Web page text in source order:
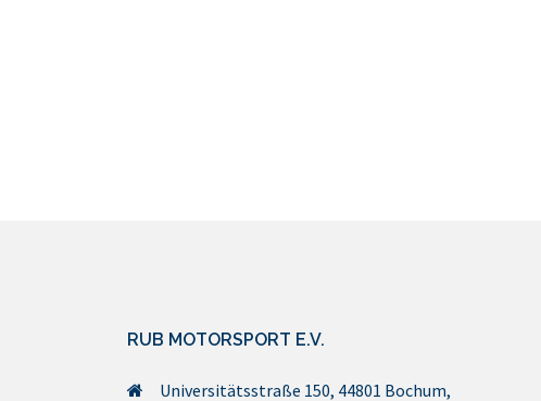
RUB MOTORSPORT E.V.
Universitätsstraße 150, 44801 Bochum,